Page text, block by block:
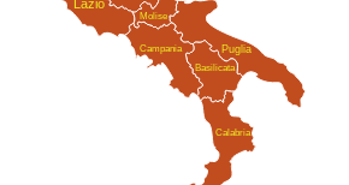
Puglia
Basilicata
Calabria
Campania
Lazio
Molise